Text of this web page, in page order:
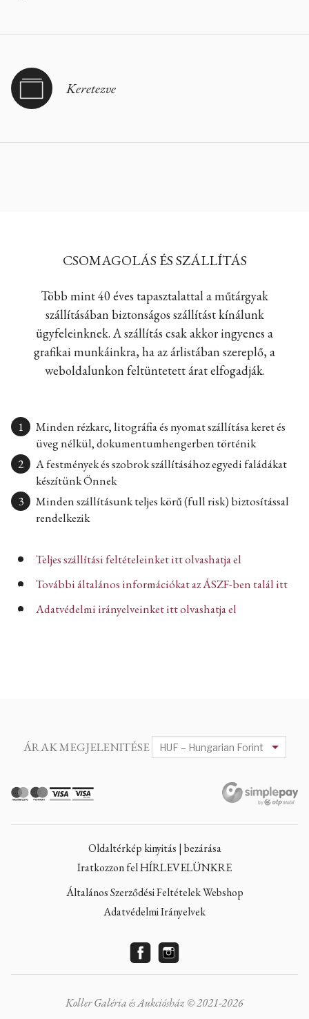
Keretezve
CSOMAGOLÁS ÉS SZÁLLÍTÁS
Több mint 40 éves tapasztalattal a műtárgyak
szállításában biztonságos szállítást kínálunk
ügyfeleinknek. A szállítás csak akkor ingyenes a
grafikai munkáinkra, ha az árlistában szereplő, a
weboldalunkon feltüntetett árat elfogadják.
Minden rézkarc, litográfia és nyomat szállítása keret és
üveg nélkül, dokumentumhengerben történik
A festmények és szobrok szállításához egyedi faládákat
készítünk Önnek
Minden szállításunk teljes körű (full risk) biztosítással
rendelkezik
Teljes szállítási feltételeinket itt olvashatja el
További általános információkat az ÁSZF-ben talál itt
Adatvédelmi irányelveinket itt olvashatja el
ÁRAK MEGJELENITÉSE
Oldaltérkép kinyitás | bezárása
Iratkozzon fel HÍRLEVELÜNKRE
Általános Szerződési Feltételek Webshop
Adatvédelmi Irányelvek
Koller Galéria és Aukciósház © 2021-2026